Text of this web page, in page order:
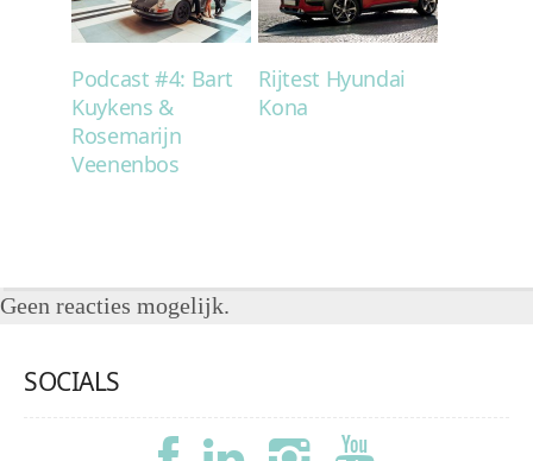
Podcast #4: Bart
Kuykens &
Rosemarijn
Veenenbos
Rijtest Hyundai
Kona
Geen reacties mogelijk.
SOCIALS